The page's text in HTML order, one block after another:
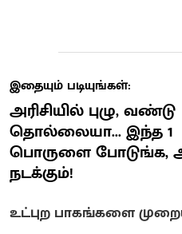
இதையும் படியுங்கள்:
அரிசியில் புழு, வண்டு
தொல்லையா... இந்த 1
பொருளை போடுங்க,
நடக்கும்!
உட்புற பாகங்களை